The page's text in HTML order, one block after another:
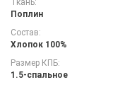
Поплин
Состав:
Хлопок 100%
Размер КПБ:
1.5-спальное